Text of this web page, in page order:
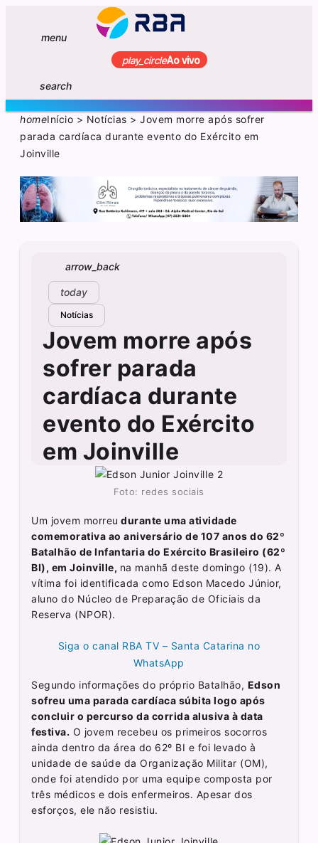
menu
play_circleAo vivo
search
homeInício > Notícias >Jovem morre após sofrer
parada cardíaca durante evento do Exército em
Joinville
arrow_back
today
Notícias
Jovem morre após
sofrer parada
cardíaca durante
evento do Exército
em Joinville
Foto: redes sociais
Um jovem morreu durante uma atividade
comemorativa ao aniversário de 107 anos do 62º
Batalhão de Infantaria do Exército Brasileiro (62º
BI), em Joinville, na manhã deste domingo (19). A
vítima foi identificada como Edson Macedo Júnior,
aluno do Núcleo de Preparação de Oficiais da
Reserva (NPOR).
Siga o canal RBA TV – Santa Catarina no
WhatsApp
Segundo informações do próprio Batalhão, Edson
sofreu uma parada cardíaca súbita logo após
concluir o percurso da corrida alusiva à data
festiva. O jovem recebeu os primeiros socorros
ainda dentro da área do 62º BI e foi levado à
unidade de saúde da Organização Militar (OM),
onde foi atendido por uma equipe composta por
três médicos e dois enfermeiros. Apesar dos
esforços, ele não resistiu.